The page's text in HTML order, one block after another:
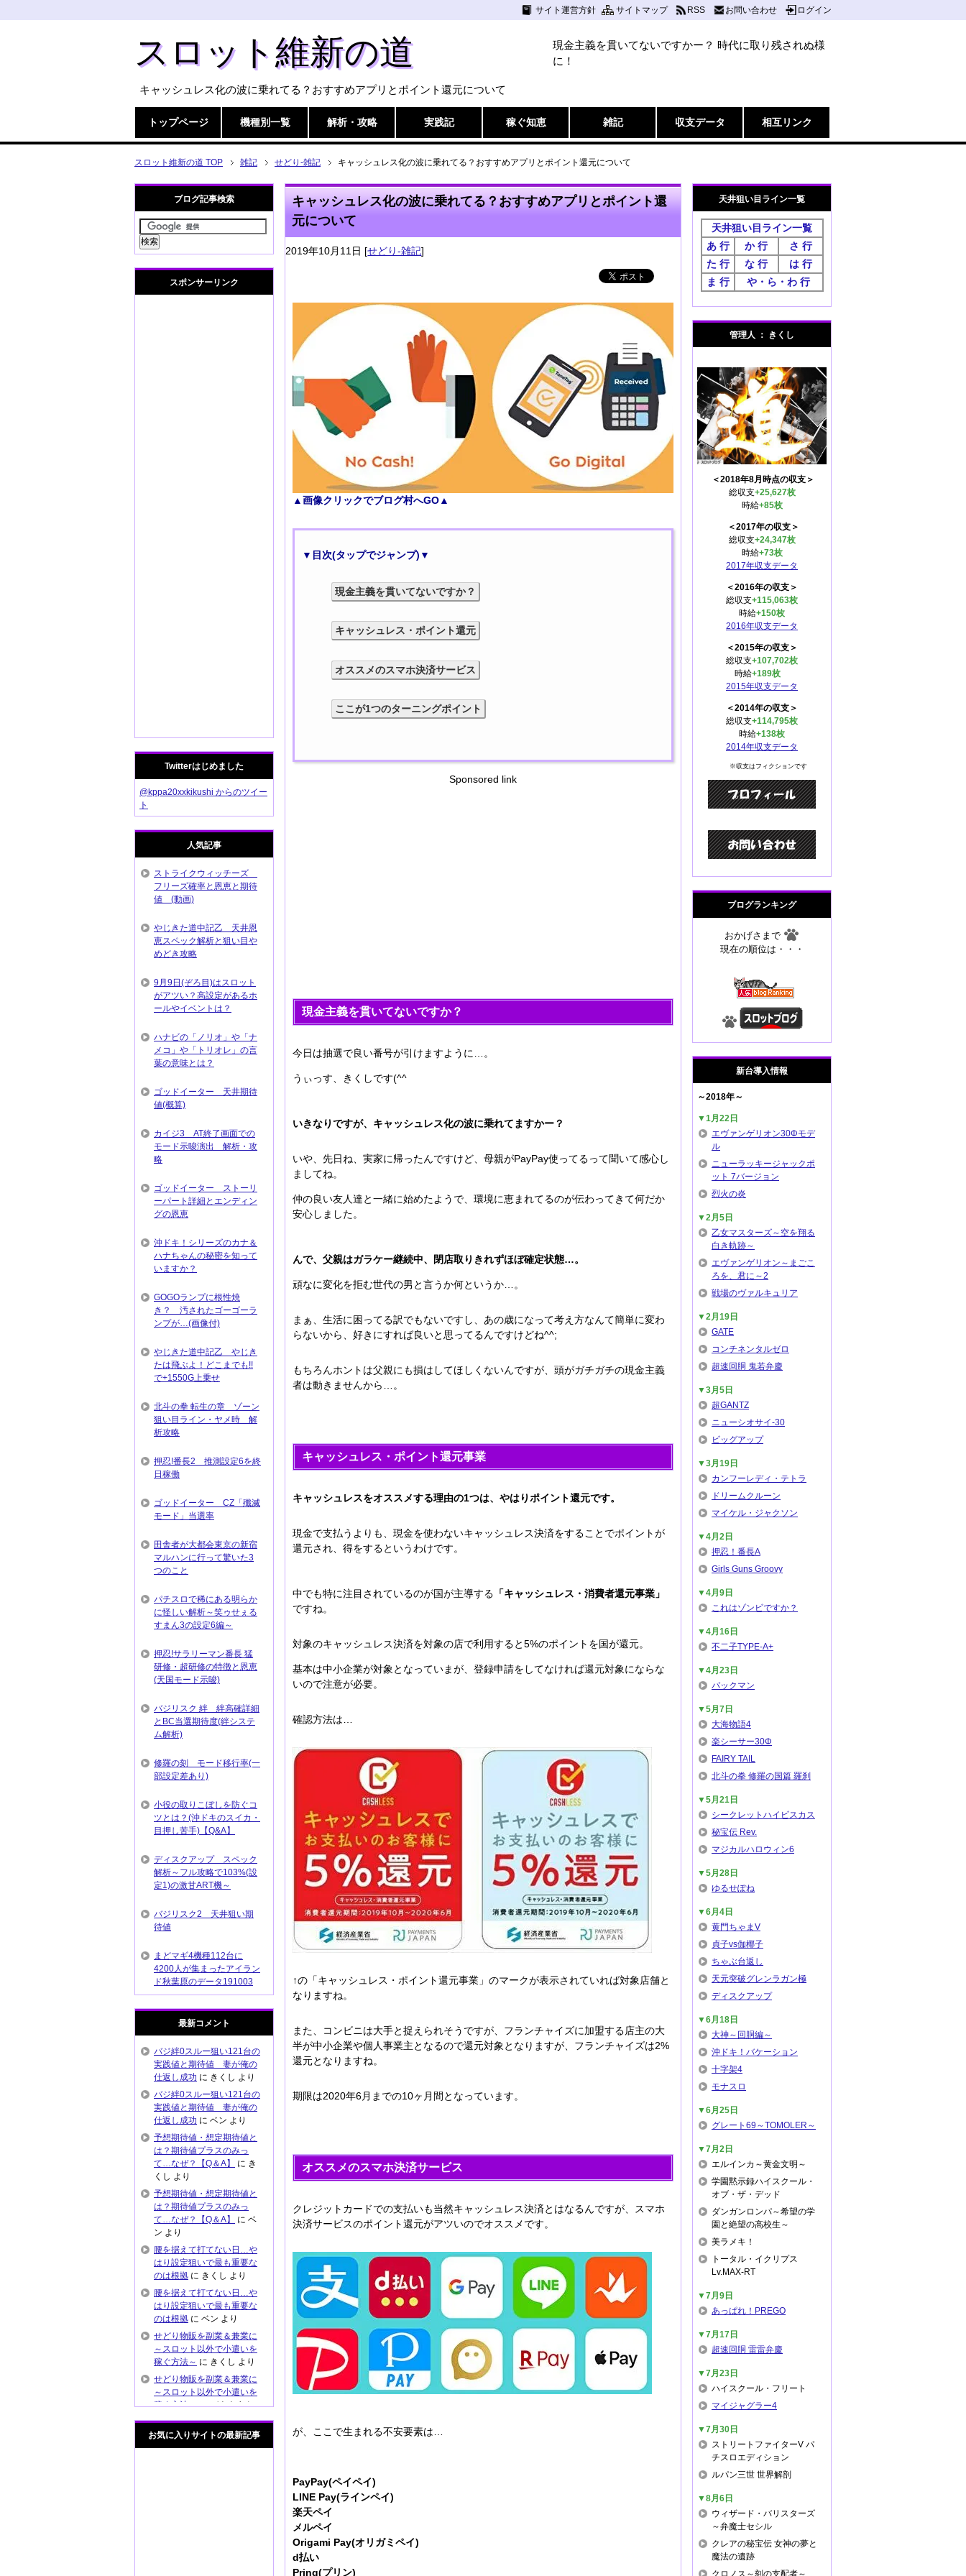
スロット維新の道
キャッシュレス化の波に乗れてる？おすすめアプリとポイント還元について
現金主義を貫いてないですかー？ 時代に取り残されぬ様
に！
トップページ 機種別一覧 解析・攻略 実践記 稼ぐ知恵 雑記 収支データ 相互リンク
スロット維新の道 TOP 雑記 せどり-雑記 キャッシュレス化の波に乗れてる？おすすめアプリとポイント還元について
キャッシュレス化の波に乗れてる？おすすめアプリとポイント還
元について
2019年10月11日 [せどり-雑記]
▲画像クリックでブログ村へGO▲
▼目次(タップでジャンプ)▼
現金主義を貫いてないですか？
キャッシュレス・ポイント還元
オススメのスマホ決済サービス
ここが1つのターニングポイント
Sponsored link
現金主義を貫いてないですか？
今日は抽選で良い番号が引けますように…。
うぃっす、きくしです(^^ゞ
いきなりですが、キャッシュレス化の波に乗れてますかー？
いや、先日ね、実家に帰ったんですけど、母親がPayPay使ってるって聞いて感心し
ましてね。
仲の良い友人達と一緒に始めたようで、環境に恵まれてるのが伝わってきて何だか
安心しました。
んで、父親はガラケー継続中、閉店取りきれずほぼ確定状態…。
頑なに変化を拒む世代の男と言うか何というか…。
まぁ、生活に困ってる訳でもないですし、あの歳になって考え方なんて簡単に変わ
らないから、好きにすれば良いと思ってるんですけどね^^;
もちろんホントは父親にも損はしてほしくないんですが、頭がガチガチの現金主義
者は動きませんから…。
キャッシュレス・ポイント還元事業
キャッシュレスをオススメする理由の1つは、やはりポイント還元です。
現金で支払うよりも、現金を使わないキャッシュレス決済をすることでポイントが
還元され、得をするというわけです。
中でも特に注目されているのが国が主導する 「キャッシュレス・消費者還元事業」
ですね。
対象のキャッシュレス決済を対象の店で利用すると5%のポイントを国が還元。
基本は中小企業が対象となっていまが、登録申請をしてなければ還元対象にならな
いので注意が必要。
確認方法は…
↑の「キャッシュレス・ポイント還元事業」のマークが表示されていれば対象店舗と
なりますね。
また、コンビニは大手と捉えられそうですが、フランチャイズに加盟する店主の大
半が中小企業や個人事業主となるので還元対象となりますが、フランチャイズは2%
還元となりますね。
期限は2020年6月までの10ヶ月間となっています。
オススメのスマホ決済サービス
クレジットカードでの支払いも当然キャッシュレス決済とはなるんですが、スマホ
決済サービスのポイント還元がアツいのでオススメです。
が、ここで生まれる不安要素は…
PayPay(ペイペイ)
LINE Pay(ラインペイ)
楽天ペイ
メルペイ
Origami Pay(オリガミペイ)
d払い
Pring(プリン)
ブログ記事検索
スポンサーリンク
Twitterはじめました
@kppa20xxkikushi からのツイー
ト
人気記事
ストライクウィッチーズ
フリーズ確率と恩恵と期待
値 (動画)
やじきた道中記乙 天井恩
恵スペック解析と狙い目や
めどき攻略
9月9日(ぞろ目)はスロット
がアツい？高設定があるホ
ールやイベントは？
ハナビの「ノリオ」や「ナ
メコ」や「トリオレ」の言
葉の意味とは？
ゴッドイーター 天井期待
値(概算)
カイジ3 AT終了画面での
モード示唆演出 解析・攻
略
ゴッドイーター ストーリ
ーパート詳細とエンディン
グの恩恵
沖ドキ！シリーズのカナ＆
ハナちゃんの秘密を知って
いますか？
GOGOランプに根性焼
き？ 汚されたゴーゴーラ
ンプが…(画像付)
やじきた道中記乙 やじき
たは飛ぶよ！どこまでも!!
で+1550G上乗せ
北斗の拳 転生の章 ゾーン
狙い目ライン・ヤメ時 解
析攻略
押忍!番長2 推測設定6を終
日稼働
ゴッドイーター CZ「殲滅
モード」当選率
田舎者が大都会東京の新宿
マルハンに行って驚いた3
つのこと
パチスロで稀にある明らか
に怪しい解析～笑ゥせぇる
すまん3の設定6編～
押忍!サラリーマン番長 猛
研修・超研修の特徴と恩恵
(天国モード示唆)
バジリスク 絆 絆高確詳細
とBC当選期待度(絆システ
ム解析)
修羅の刻 モード移行率(一
部設定差あり)
小役の取りこぼしを防ぐコ
ツとは？(沖ドキのスイカ・
目押し苦手)【Q&A】
ディスクアップ スペック
解析～フル攻略で103%(設
定1)の激甘ART機～
バジリスク2 天井狙い期
待値
まどマギ4機種112台に
4200人が集まったアイラン
ド秋葉原のデータ191003
最新コメント
バジ絆0スルー狙い121台の
実践値と期待値 妻が俺の
仕返し成功 に きくし より
バジ絆0スルー狙い121台の
実践値と期待値 妻が俺の
仕返し成功 に ベン より
予想期待値・想定期待値と
は？期待値プラスのみっ
て…なぜ？【Q＆A】
に き
くし より
予想期待値・想定期待値と
は？期待値プラスのみっ
て…なぜ？【Q＆A】
に ベ
ン より
腰を据えて打てない日…や
はり設定狙いで最も重要な
のは根拠 に きくし より
腰を据えて打てない日…や
はり設定狙いで最も重要な
のは根拠 に ベン より
せどり物販を副業＆兼業に
～スロット以外で小遣いを
稼ぐ方法～ に きくし より
せどり物販を副業＆兼業に
～スロット以外で小遣いを
稼ぐ方法～にバナナまん
より
これぞ元プロの技？出戻り
推測がハマってマイジャグ
お気に入りサイトの最新記事
天井狙い目ライン一覧
天井狙い目ライン一覧
あ 行
か 行
さ 行
た 行
な 行
は 行
ま 行
や・ら・わ 行
管理人 ： きくし
＜2018年8月時点の収支＞
総収支+25,627枚
時給+85枚
＜2017年の収支＞
総収支+24,347枚
時給+73枚
2017年収支データ
＜2016年の収支＞
総収支+115,063枚
時給+150枚
2016年収支データ
＜2015年の収支＞
総収支+107,702枚
時給+189枚
2015年収支データ
＜2014年の収支＞
総収支+114,795枚
時給+138枚
2014年収支データ
※収支はフィクションです
ブログランキング
おかげさまで
現在の順位は・・・
新台導入情報
～2018年～
▼1月22日
エヴァンゲリオン30Φモデ
ル
ニューラッキージャックポ
ット 7バージョン
烈火の炎
▼2月5日
乙女マスターズ～空を翔る
白き軌跡～
エヴァンゲリオン～まごこ
ろを、君に～2
戦場のヴァルキュリア
▼2月19日
GATE
コンチネンタルゼロ
超速回胴 鬼若弁慶
▼3月5日
超GANTZ
ニューシオサイ-30
ビッグアップ
▼3月19日
カンフーレディ・テトラ
ドリームクルーン
マイケル・ジャクソン
▼4月2日
押忍！番長A
Girls Guns Groovy
▼4月9日
これはゾンビですか？
▼4月16日
不二子TYPE-A+
▼4月23日
パックマン
▼5月7日
大海物語4
楽シーサー30Φ
FAIRY TAIL
北斗の拳 修羅の国篇 羅刹
▼5月21日
シークレットハイビスカス
秘宝伝 Rev.
マジカルハロウィン6
▼5月28日
ゆるせぽね
▼6月4日
黄門ちゃまV
貞子vs伽椰子
ちゃぶ台返し
天元突破グレンラガン極
ディスクアップ
▼6月18日
大神～回胴編～
沖ドキ！バケーション
十字架4
モナスロ
▼6月25日
グレート69～TOMOLER～
▼7月2日
エルインカ～黄金文明～
学園黙示録ハイスクール・
オブ・ザ・デッド
ダンガンロンパ～希望の学
園と絶望の高校生～
美ラメキ！
トータル・イクリプス
Lv.MAX-RT
▼7月9日
あっぱれ！PREGO
▼7月17日
超速回胴 雷雷弁慶
▼7月23日
ハイスクール・フリート
マイジャグラー4
▼7月30日
ストリートファイターV パ
チスロエディション
ルパン三世 世界解剖
▼8月6日
ウィザード・バリスターズ
～弁魔士セシル
クレアの秘宝伝 女神の夢と
魔法の遺跡
クロノス～刻の支配者～
サイト運営方針 サイトマップ RSS お問い合わせ ログイン